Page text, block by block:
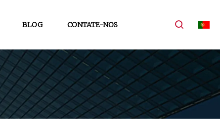
BLOG CONTATE-NOS